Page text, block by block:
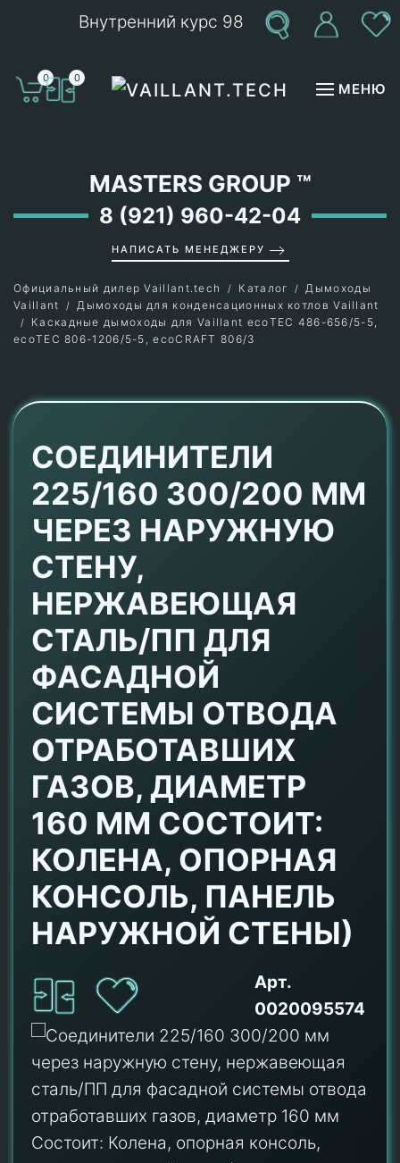
Внутренний курс 98
0 0
МЕНЮ
MASTERS GROUP ™
8 (921) 960-42-04
НАПИСАТЬ МЕНЕДЖЕРУ
Официальный дилер Vaillant.tech Каталог
Дымоходы
Vaillant
Дымоходы для конденсационных котлов Vaillant
Каскадные дымоходы для Vaillant ecoTEC 486-656/5-5,
ecoTEC 806-1206/5-5, ecoCRAFT 806/3
СОЕДИНИТЕЛИ
225/160 300/200 ММ
ЧЕРЕЗ НАРУЖНУЮ
СТЕНУ,
НЕРЖАВЕЮЩАЯ
СТАЛЬ/ПП ДЛЯ
ФАСАДНОЙ
СИСТЕМЫ ОТВОДА
ОТРАБОТАВШИХ
ГАЗОВ, ДИАМЕТР
160 ММ СОСТОИТ:
КОЛЕНА, ОПОРНАЯ
КОНСОЛЬ, ПАНЕЛЬ
НАРУЖНОЙ СТЕНЫ)
Арт.
0020095574